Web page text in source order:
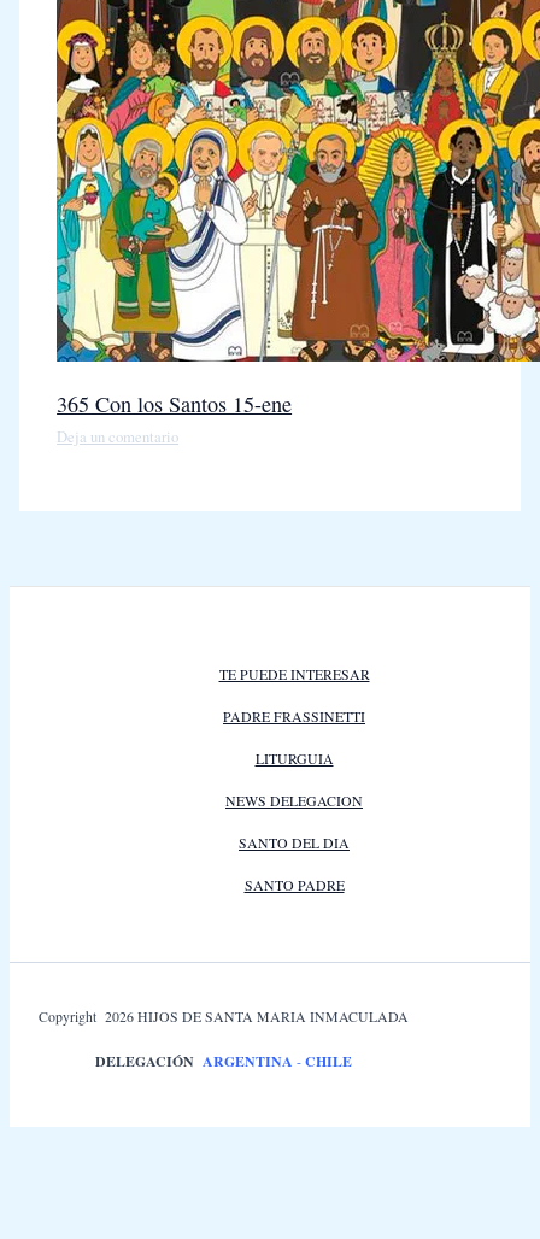
365 Con los Santos 15-ene
Deja un comentario
TE PUEDE INTERESAR
PADRE FRASSINETTI
LITURGUIA
NEWS DELEGACION
SANTO DEL DIA
SANTO PADRE
Copyright 2026 HIJOS DE SANTA MARIA INMACULADA
DELEGACIÓN ARGENTINA -CHILE